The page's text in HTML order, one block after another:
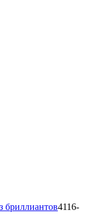
бриллиантов4116-